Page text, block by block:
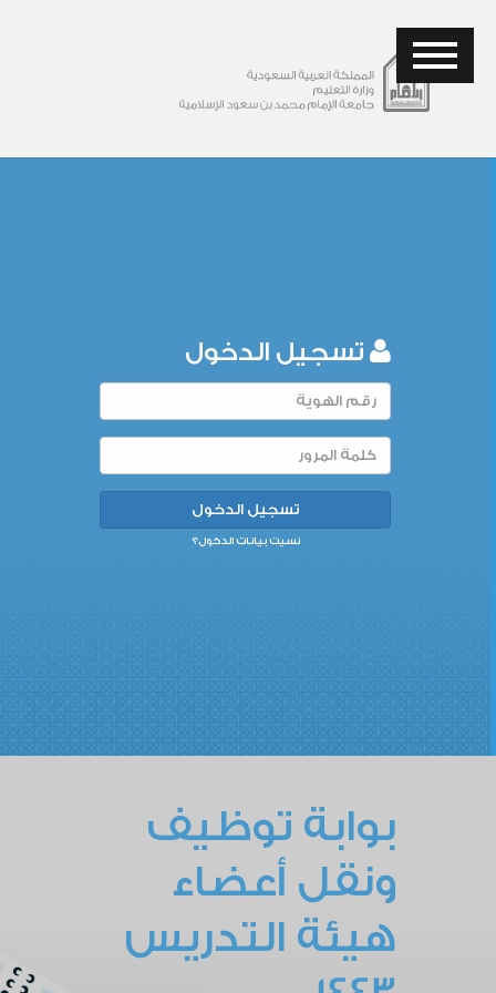
تسجيل الدخول
نسيت بيانات الدخول؟
بوابة توظيف
ونقل أعضاء
هيئة التدريس